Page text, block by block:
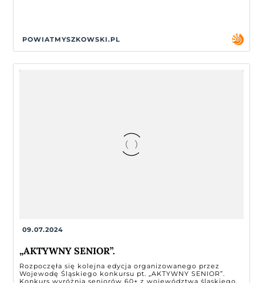
POWIATMYSZKOWSKI.PL
09.07.2024
„AKTYWNY SENIOR”.
Rozpoczęła się kolejna edycja organizowanego przez
Wojewodę Śląskiego konkursu pt. „AKTYWNY SENIOR”.
Konkurs wyróżnia seniorów 60+ z województwa śląskiego,